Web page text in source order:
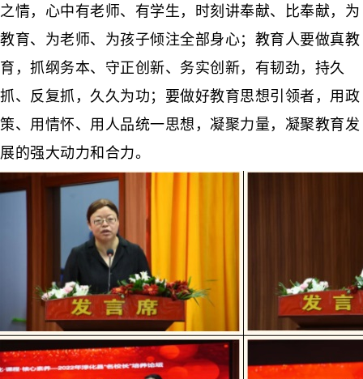
之情，心中有老师、有学生，时刻讲奉献、比奉献，为
教育、为老师、为孩子倾注全部身心；教育人要做真教
育，抓纲务本、守正创新、务实创新，有韧劲，持久
抓、反复抓，久久为功；要做好教育思想引领者，用政
策、用情怀、用人品统一思想，凝聚力量，凝聚教育发
展的强大动力和合力。